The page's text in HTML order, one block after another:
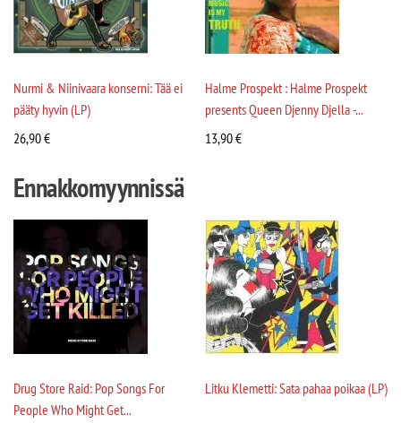
Nurmi & Niinivaara konserni: Tää ei
pääty hyvin (LP)
26,90€
Halme Prospekt : Halme Prospekt
presents Queen Djenny Djella -...
13,90€
Ennakkomyynnissä
Drug Store Raid: Pop Songs For
People Who Might Get...
Litku Klemetti: Sata pahaa poikaa (LP)